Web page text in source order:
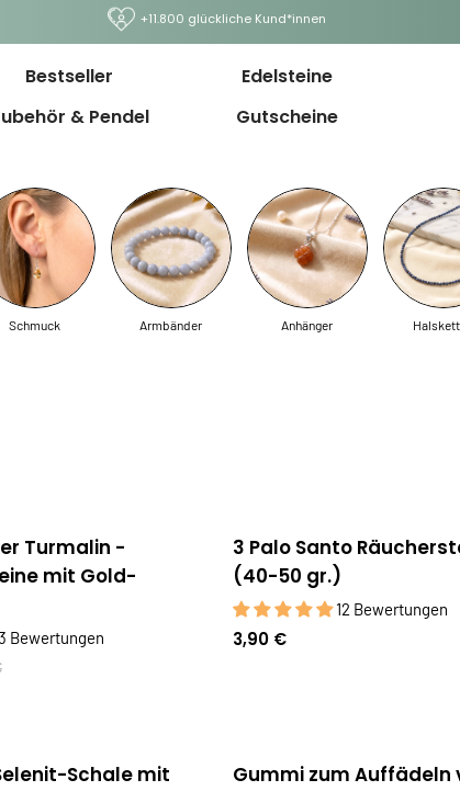
+11.800 glückliche Kund*innen
Bestseller Edelsteine
& Pendel Gutscheine
Schmuck Armbänder Anhänger
Turmalin -
mit Gold-
Bewertungen
Bestseller
3 Palo Santo
(40-50 gr.)
12 Bewertungen
3,90 €
Schale mit
Gummi zum Auffädeln